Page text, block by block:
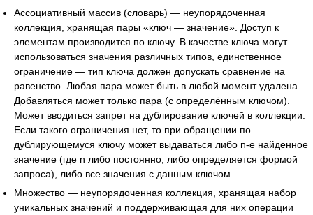
Ассоциативный массив (словарь) — неупорядоченная
коллекция, хранящая пары «ключ — значение». Доступ к
элементам производится по ключу. В качестве ключа могут
использоваться значения различных типов, единственное
ограничение — тип ключа должен допускать сравнение на
равенство. Любая пара может быть в любой момент удалена.
Добавляться может только пара (с определённым ключом).
Может вводиться запрет на дублирование ключей в коллекции.
Если такого ограничения нет, то при обращении по
дублирующемуся ключу может выдаваться либо n-е найденное
значение (где n либо постоянно, либо определяется формой
запроса), либо все значения с данным ключом.
Множество — неупорядоченная коллекция, хранящая набор
уникальных значений и поддерживающая для них операции